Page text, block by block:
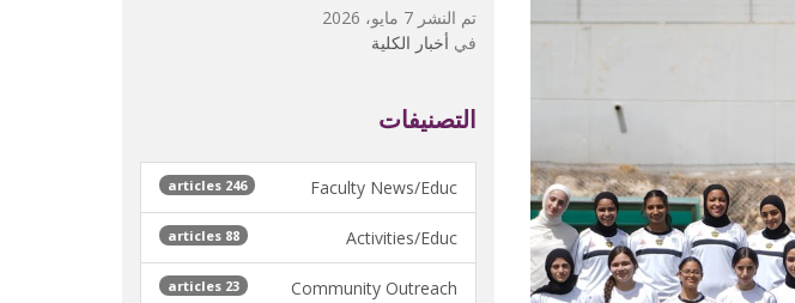
تم النشر 7 مايو، 2026
في أخبار الكلية
التصنيفات
Faculty News/Educ
246 articles
Activities/Educ
88 articles
Community Outreach
23 articles